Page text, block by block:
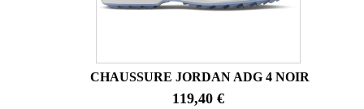
CHAUSSURE JORDAN ADG 4 NOIR
119,40 €